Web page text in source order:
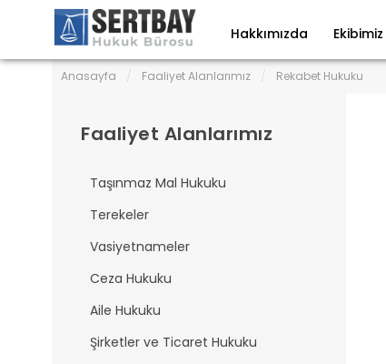
Hakkımızda Ekibimiz
Anasayfa / Faaliyet Alanlarımız / Rekabet Hukuku
Faaliyet Alanlarımız
Taşınmaz Mal Hukuku
Terekeler
Vasiyetnameler
Ceza Hukuku
Aile Hukuku
Şirketler ve Ticaret Hukuku